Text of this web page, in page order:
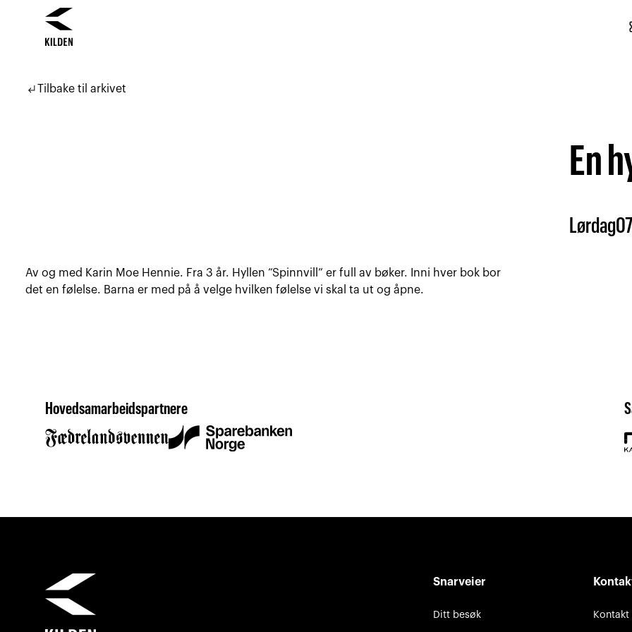
innhold
navigasjon
subdirectory_arrow_leftTilbake til arkivet
En
Lørdag07
Av og med Karin Moe Hennie. Fra 3 år. Hyllen “Spinnvill” er full av bøker. Inni hver bok bor
det en følelse. Barna er med på å velge hvilken følelse vi skal ta ut og åpne.
Hovedsamarbeidspartnere
Snarveier
Ditt besøk Kontakt